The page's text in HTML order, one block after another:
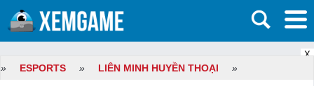
X
» ESPORTS » LIÊN MINH HUYỀN THOẠI »